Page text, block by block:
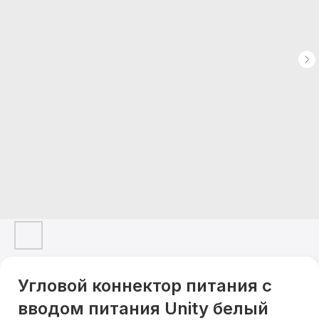
Угловой коннектор питания с
вводом питания Unity белый